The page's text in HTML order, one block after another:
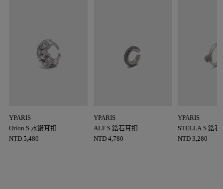
YPARIS
Orion S 水鑽耳扣
NTD 5,480
YPARIS
ALF S 鋯石耳扣
NTD 4,780
YPARIS
STELLA S 鋯石
NTD 3,280